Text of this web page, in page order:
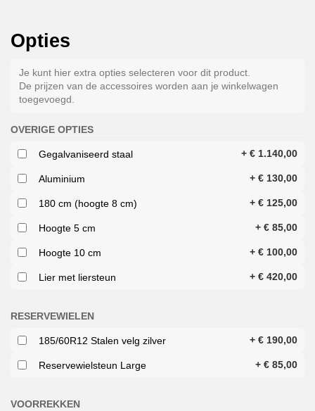
Opties
Je kunt hier extra opties selecteren voor dit product.
De prijzen van de accessoires worden aan je winkelwagen
toegevoegd.
OVERIGE OPTIES
Gegalvaniseerd staal + € 1.140,00
Aluminium + € 130,00
180 cm (hoogte 8 cm) + € 125,00
Hoogte 5 cm + € 85,00
Hoogte 10 cm + € 100,00
Lier met liersteun + € 420,00
RESERVEWIELEN
185/60R12 Stalen velg zilver + € 190,00
Reservewielsteun Large + € 85,00
VOORREKKEN